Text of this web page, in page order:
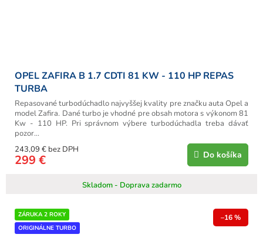
OPEL ZAFIRA B 1.7 CDTI 81 KW - 110 HP REPAS
TURBA
Skladom - Doprava zadarmo
243,09 € bez DPH
299 € Do košíka
Repasované turbodúchadlo najvyššej kvality pre značku auta Opel a
model Zafira. Dané turbo je vhodné pre obsah motora s výkonom 81
Kw - 110 HP. Pri správnom výbere turbodúchadla treba dávať
pozor...
ZÁRUKA 2 ROKY
ORIGINÁLNE TURBO
–16 %